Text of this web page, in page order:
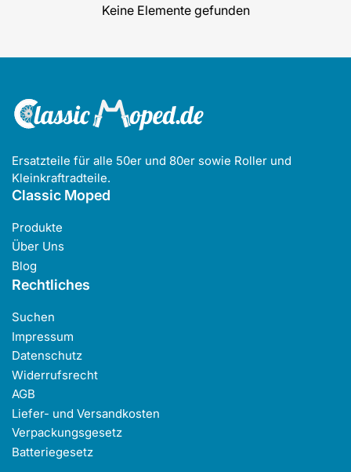
Keine Elemente gefunden
Ersatzteile für alle 50er und 80er sowie Roller und
Kleinkraftradteile.
Classic Moped
Produkte
Über Uns
Blog
Rechtliches
Suchen
Impressum
Datenschutz
Widerrufsrecht
AGB
Liefer- und Versandkosten
Verpackungsgesetz
Batteriegesetz